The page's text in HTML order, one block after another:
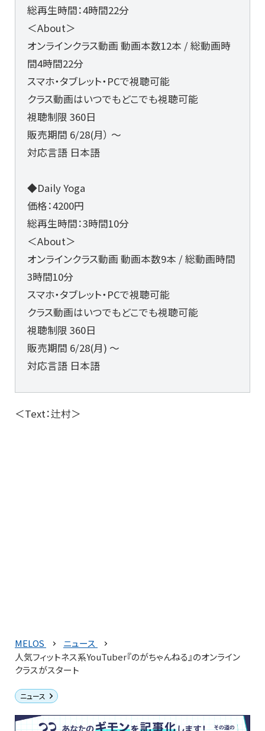
総再生時間：4時間22分
＜About＞
オンラインクラス動画 動画本数12本 / 総動画時
間4時間22分
スマホ・タブレット・PCで視聴可能
クラス動画はいつでもどこでも視聴可能
視聴制限 360日
販売期間 6/28(月） 〜
対応言語 日本語
◆Daily Yoga
価格：4200円
総再生時間：3時間10分
＜About＞
オンラインクラス動画 動画本数9本 / 総動画時間
3時間10分
スマホ・タブレット・PCで視聴可能
クラス動画はいつでもどこでも視聴可能
視聴制限 360日
販売期間 6/28(月) 〜
対応言語 日本語
＜Text：辻村＞
MELOS
ニュース
人気フィットネス系YouTuber『のがちゃんねる』のオンライン
クラスがスタート
ニュース